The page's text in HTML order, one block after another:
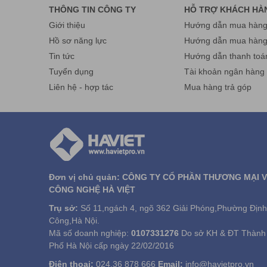
THÔNG TIN CÔNG TY
Giới thiệu
Hồ sơ năng lực
Tin tức
Tuyển dụng
Liên hệ - hợp tác
HỖ TRỢ KHÁCH
Hướng dẫn mua
Hướng dẫn mua hàng
Hướng dẫn thanh
Tài khoản ngân hàng
Mua hàng trả góp
Đơn vị chủ quản: CÔNG TY CỔ PHẦN THƯƠNG MẠI
CÔNG NGHỆ HÀ VIỆT
Trụ sở: Số 11,ngách 4, ngõ 362 Giải Phóng,Phường Định
Công,Hà Nội.
Mã số doanh nghiệp: 0107331276 Do sở KH & ĐT Thành
Phố Hà Nội cấp ngày 22/02/2016
Điện thoại: 024.36 878 666 Email: info@havietpro.vn